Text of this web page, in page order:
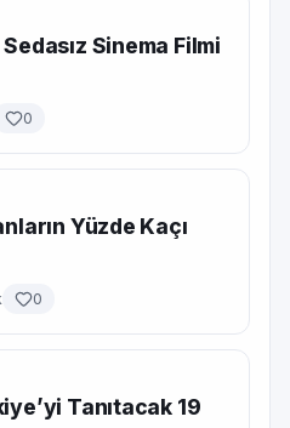
Sinema Filmi
0
Yüzde Kaçı
0
Tanıtacak 19